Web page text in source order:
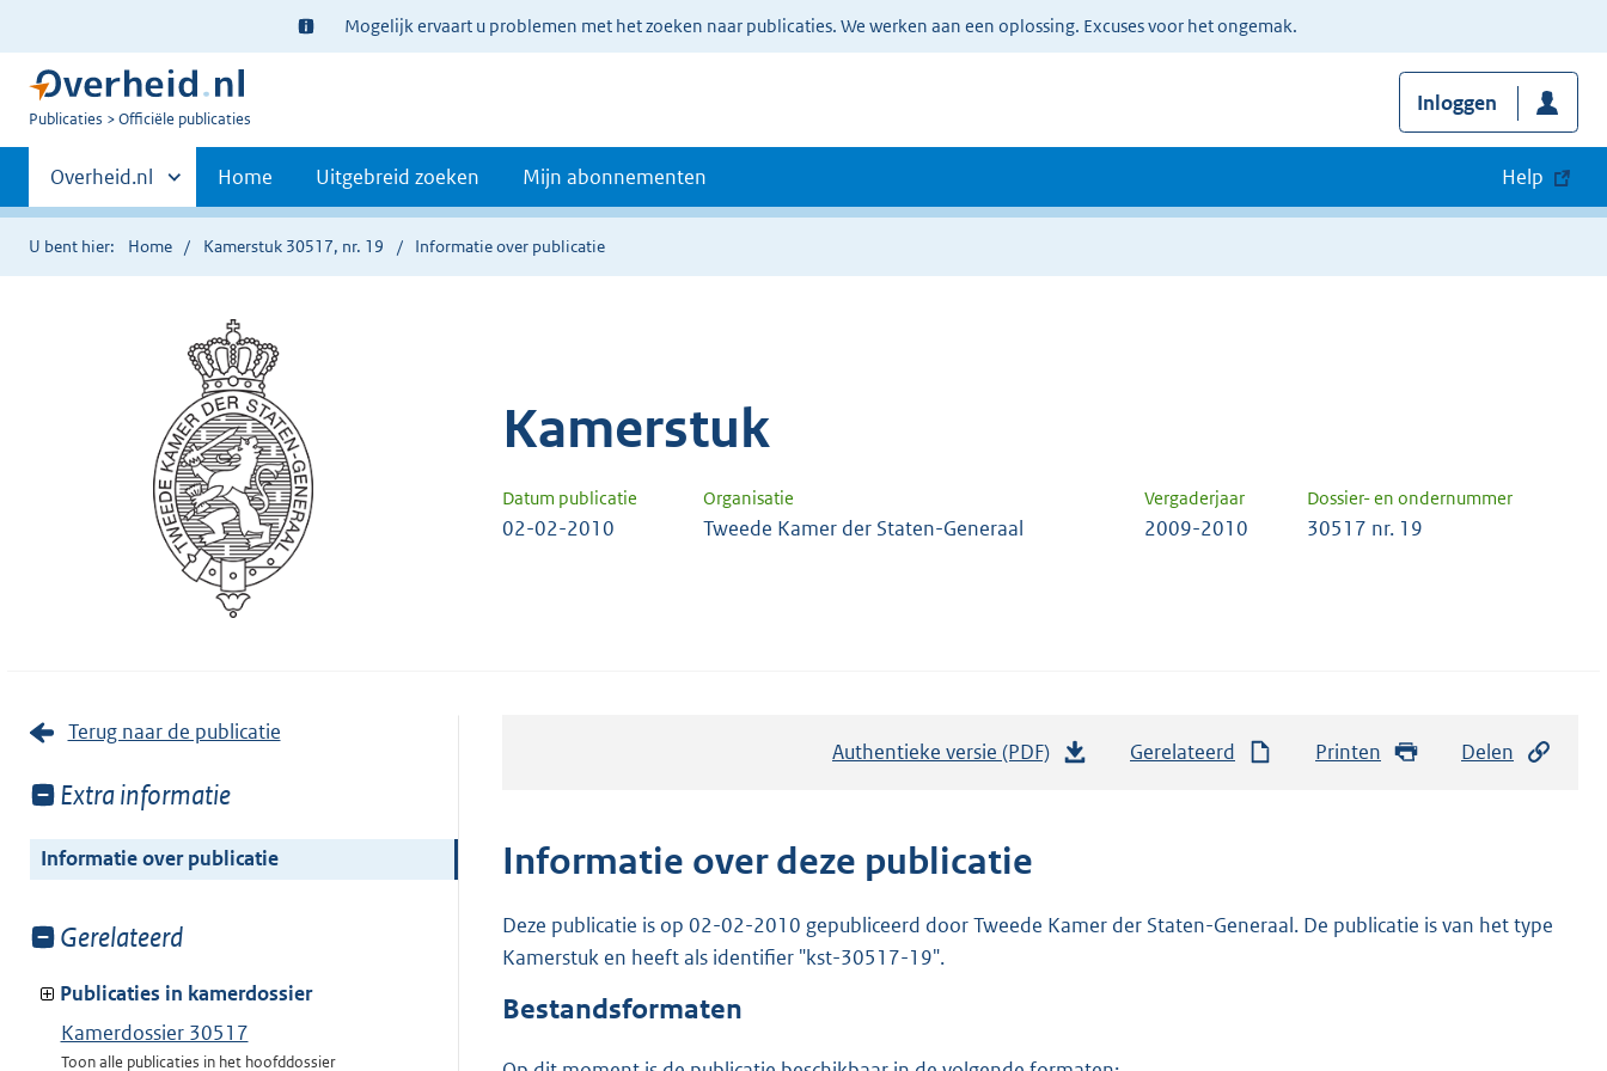
Ter
informatie:
Mogelijk ervaart u problemen met het zoeken naar publicaties. We werken aan een oplossing. Excuses voor het ongemak.
U
Publicaties Officiële publicaties
Inloggen
Primaire
navigatie
Andere
sites
binnen
Overheid.nl Home Uitgebreid zoeken Mijn abonnementen Help
U bent hier: Home Kamerstuk 30517, nr. 19 Informatie over publicatie
Kamerstuk
Datum publicatie Organisatie Vergaderjaar Dossier- en ondernummer
02-02-2010 Tweede Kamer der Staten-Generaal 2009-2010 30517 nr. 19
Terug naar de publicatie
Toon
van:
Extra informatie
Informatie over publicatie
Toon
van:
Gerelateerd
Publicaties in kamerdossier
Kamerdossier 30517
Toon alle publicaties in het hoofddossier
Authentieke versie (PDF)
n
Gerelateerd Printen Delen
Informatie over deze publicatie
Deze publicatie is op 02-02-2010 gepubliceerd door Tweede Kamer der Staten-Generaal. De publicatie is van het type
Kamerstuk en heeft als identifier "kst-30517-19".
Bestandsformaten